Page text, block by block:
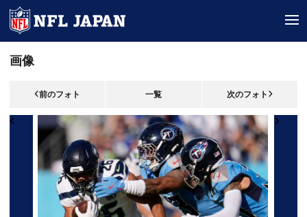
画像
前のフォト 一覧 次のフォト